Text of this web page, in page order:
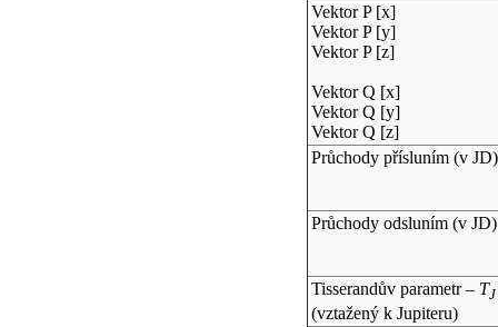
Vektor P [x]
Vektor P [y]
Vektor P [z]
Vektor Q [x]
Vektor Q [y]
Vektor Q [z]
Průchody přísluním (v JD)
Průchody odsluním (v JD)
Tisserandův parametr – TJ
(vztažený k Jupiteru)